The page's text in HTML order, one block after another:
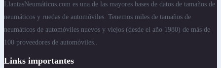
LlantasNeumáticos.com es una de las mayores bases de datos de tamaños de
neumáticos y ruedas de automóviles. Tenemos miles de tamaños de
neumáticos de automóviles nuevos y viejos (desde el año 1980) de más de
100 proveedores de automóviles..
Links importantes